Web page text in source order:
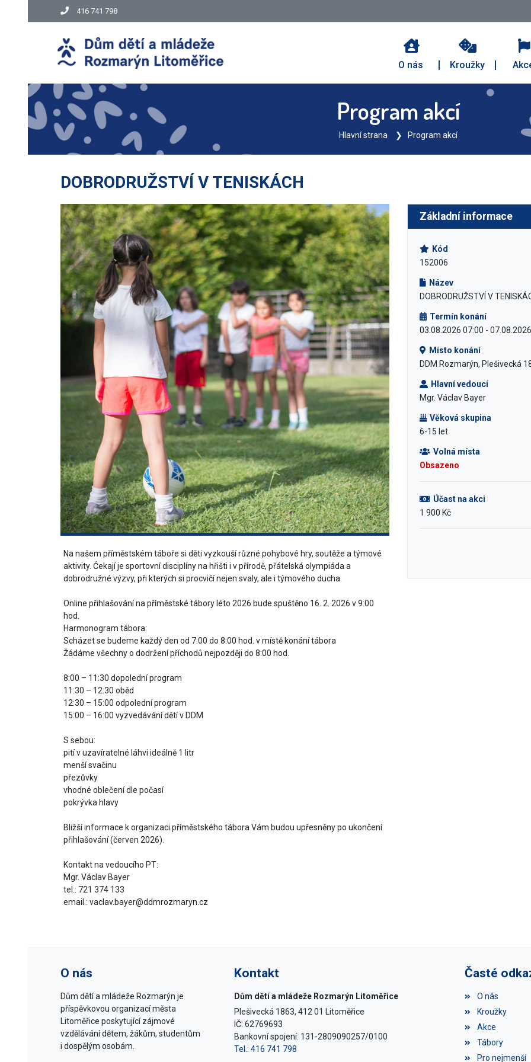
416 741 798
O nás Kroužky
Program akcí
Hlavní strana Program akcí
DOBRODRUŽSTVÍ V TENISKÁCH
Na našem příměstském táboře si děti vyzkouší různé pohybové hry, soutěže a týmové
aktivity. Čekají je sportovní disciplíny na hřišti i v přírodě, přátelská olympiáda a
dobrodružné výzvy, při kterých si procvičí nejen svaly, ale i týmového ducha.
Online přihlašování na příměstské tábory léto 2026 bude spuštěno 16. 2. 2026 v 9:00
hod.
Harmonogram tábora:
Scházet se budeme každý den od 7:00 do 8:00 hod. v místě konání tábora
Žádáme všechny o dodržení příchodů nejpozději do 8:00 hod.
8:00 – 11:30 dopolední program
11:30 – 12:30 oběd
12:30 – 15:00 odpolední program
15:00 – 16:00 vyzvedávání dětí v DDM
S sebou:
pití v uzavíratelné láhvi ideálně 1 litr
menší svačinu
přezůvky
vhodné oblečení dle počasí
pokrývka hlavy
Bližší informace k organizaci příměstského tábora Vám budou upřesněny po ukončení
přihlašování (červen 2026).
Kontakt na vedoucího PT:
Mgr. Václav Bayer
tel.: 721 374 133
email.: vaclav.bayer@ddmrozmaryn.cz
Základní informace
Kód
152006
Název
DOBRODRUŽSTVÍ V
Termín konání
03.08.2026 07:00 -
Místo konání
DDM Rozmarýn, Plešivecká
Hlavní vedoucí
Mgr. Václav Bayer
Věková skupina
6-15 let
Volná místa
Obsazeno
Účast na akci
1 900 Kč
O nás
Dům dětí a mládeže Rozmarýn je
příspěvkovou organizací města
Litoměřice poskytující zájmové
vzdělávání dětem, žákům, studentům
i dospělým osobám.
Kontakt
Dům dětí a mládeže Rozmarýn Litoměřice
Plešivecká 1863, 412 01 Litoměřice
IČ: 62769693
Bankovní spojení: 131-2809090257/0100
Tel.: 416 741 798
Časté
O nás
Kroužky
Akce
Tábory
Pro nejmenší